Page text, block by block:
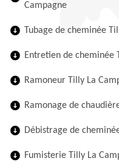
Campagne
Tubage de cheminée
Entretien de cheminée
Ramoneur Tilly La
Ramonage de
Débistrage de
Fumisterie Tilly La